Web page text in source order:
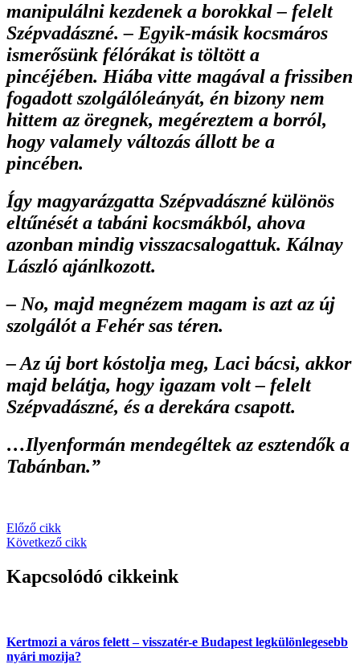
manipulálni kezdenek a borokkal – felelt
Szépvadászné. – Egyik-másik kocsmáros
ismerősünk félórákat is töltött a
pincéjében. Hiába vitte magával a frissiben
fogadott szolgálóleányát, én bizony nem
hittem az öregnek, megéreztem a borról,
hogy valamely változás állott be a
pincében.
Így magyarázgatta Szépvadászné különös
eltűnését a tabáni kocsmákból, ahova
azonban mindig visszacsalogattuk. Kálnay
László ajánlkozott.
– No, majd megnézem magam is azt az új
szolgálót a Fehér sas téren.
– Az új bort kóstolja meg, Laci bácsi, akkor
majd belátja, hogy igazam volt – felelt
Szépvadászné, és a derekára csapott.
…Ilyenformán mendegéltek az esztendők a
Tabánban.”
Előző cikk
Következő cikk
Kapcsolódó cikkeink
Kertmozi a város felett – visszatér-e Budapest legkülönlegesebb
nyári mozija?